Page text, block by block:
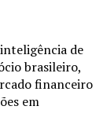
de
brasileiro,
financeiro
em